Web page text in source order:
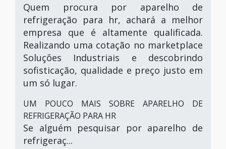
Quem procura por aparelho de
refrigeração para hr, achará a melhor
empresa que é altamente qualificada.
Realizando uma cotação no marketplace
Soluções Industriais e descobrindo
sofisticação, qualidade e preço justo em
um só lugar.
UM POUCO MAIS SOBRE APARELHO DE
REFRIGERAÇÃO PARA HR
Se alguém pesquisar por aparelho de
refrigeraç...